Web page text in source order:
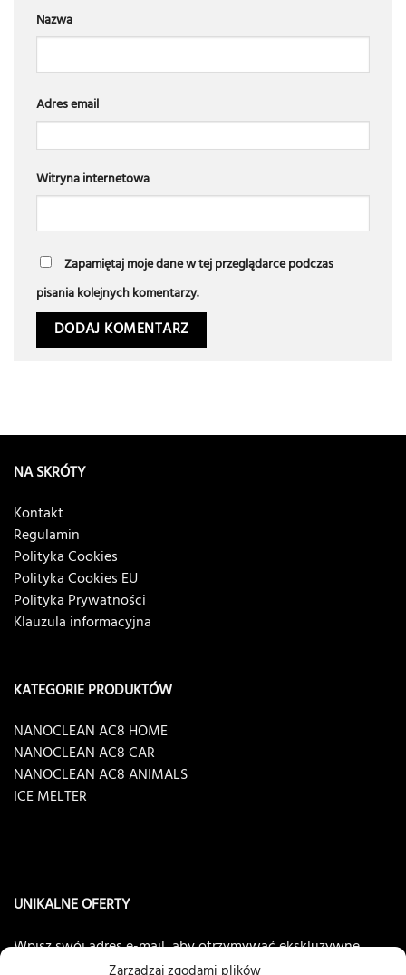
Nazwa
Adres email
Witryna internetowa
Zapamiętaj moje dane w tej przeglądarce podczas
pisania kolejnych komentarzy.
NA SKRÓTY
Kontakt
Regulamin
Polityka Cookies
Polityka Cookies EU
Polityka Prywatności
Klauzula informacyjna
KATEGORIE PRODUKTÓW
NANOCLEAN AC8 HOME
NANOCLEAN AC8 CAR
NANOCLEAN AC8 ANIMALS
ICE MELTER
UNIKALNE OFERTY
Wpisz swój adres e-mail, aby otrzymywać ekskluzywne
NANOCLEAN®AC8